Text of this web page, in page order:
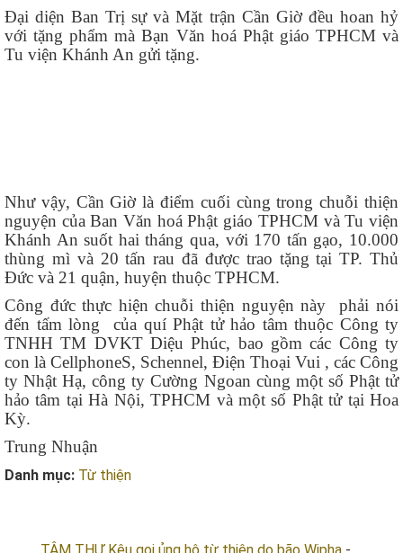
Đại diện Ban Trị sự và Mặt trận Cần Giờ đều hoan hỷ
với tặng phẩm mà Bạn Văn hoá Phật giáo TPHCM và
Tu viện Khánh An gửi tặng.
Như vậy, Cần Giờ là điểm cuối cùng trong chuỗi thiện
nguyện của Ban Văn hoá Phật giáo TPHCM và Tu viện
Khánh An suốt hai tháng qua, với 170 tấn gạo, 10.000
thùng mì và 20 tấn rau đã được trao tặng tại TP. Thủ
Đức và 21 quận, huyện thuộc TPHCM.
Công đức thực hiện chuỗi thiện nguyện này phải nói
đến tấm lòng của quí Phật tử hảo tâm thuộc Công ty
TNHH TM DVKT Diệu Phúc, bao gồm các Công ty
con là CellphoneS, Schennel, Điện Thoại Vui , các Công
ty Nhật Hạ, công ty Cường Ngoan cùng một số Phật tử
hảo tâm tại Hà Nội, TPHCM và một số Phật tử tại Hoa
Kỳ.
Trung Nhuận
Danh mục: Từ thiện